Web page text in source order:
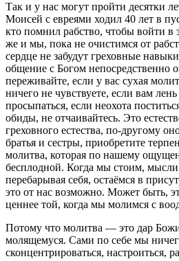
Так и у нас могут пройти десятки
Моисей с евреями ходил 40 лет в
кто помнил рабство, чтобы войти
же и мы, пока не очистимся от
сердце не забудут греховные
общение с Богом непосредственно
переживайте, если у вас сухая
ничего не чувствуете, если вам
просыпаться, если неохота
обиды, не отчаивайтесь. Это
греховного естества, по-другому
братья и сестры, приобретите
молитва, которая по нашему
бесплодной. Когда мы стоим,
перебарывая себя, остаёмся в
это от нас возможно. Может быть,
ценнее той, когда мы молимся с
Потому что молитва — это дар
молящемуся. Сами по себе мы
сконцентрироваться, настроиться,